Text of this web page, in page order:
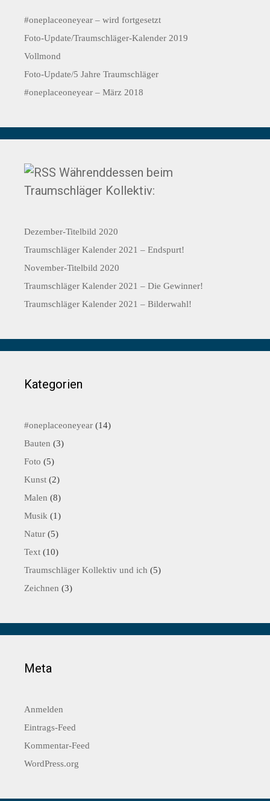
#oneplaceoneyear – wird fortgesetzt
Foto-Update/Traumschläger-Kalender 2019
Vollmond
Foto-Update/5 Jahre Traumschläger
#oneplaceoneyear – März 2018
Währenddessen beim
Traumschläger Kollektiv:
Dezember-Titelbild 2020
Traumschläger Kalender 2021 – Endspurt!
November-Titelbild 2020
Traumschläger Kalender 2021 – Die Gewinner!
Traumschläger Kalender 2021 – Bilderwahl!
Kategorien
#oneplaceoneyear (14)
Bauten (3)
Foto (5)
Kunst (2)
Malen (8)
Musik (1)
Natur (5)
Text (10)
Traumschläger Kollektiv und ich (5)
Zeichnen (3)
Meta
Anmelden
Eintrags-Feed
Kommentar-Feed
WordPress.org